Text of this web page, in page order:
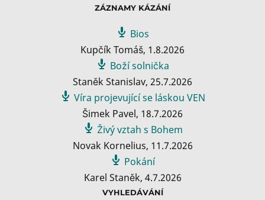
ZÁZNAMY KÁZÁNÍ
Bios
Kupčík Tomáš, 1.8.2026
Boží solnička
Staněk Stanislav, 25.7.2026
Víra projevující se láskou VEN
Šimek Pavel, 18.7.2026
Živý vztah s Bohem
Novak Kornelius, 11.7.2026
Pokání
Karel Staněk, 4.7.2026
VYHLEDÁVÁNÍ